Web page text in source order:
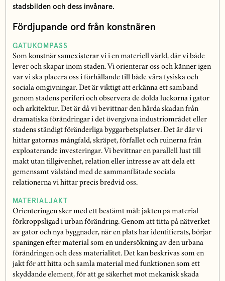
stadsbilden och dess invånare.
Fördjupande ord från konstnären
GATUKOMPASS
Som konstnär samexisterar vi i en materiell värld, där vi både
lever och skapar inom staden. Vi orienterar oss och känner igen
var vi ska placera oss i förhållande till både våra fysiska och
sociala omgivningar. Det är viktigt att erkänna ett samband
genom stadens periferi och observera de dolda luckorna i gator
och arkitektur. Det är då vi bevittnar den hårda skadan från
dramatiska förändringar i det övergivna industriområdet eller
stadens ständigt föränderliga byggarbetsplatser. Det är där vi
hittar gatornas mångfald, skräpet, förfallet och ruinerna från
exploaterande investeringar. Vi bevittnar en parallell lust till
makt utan tillgivenhet, relation eller intresse av att dela ett
gemensamt välstånd med de sammanflätade sociala
relationerna vi hittar precis bredvid oss.
MATERIALJAKT
Orienteringen sker med ett bestämt mål: jakten på material
förkroppsligad i urban förändring. Genom att titta på nätverket
av gator och nya byggnader, när en plats har identifierats, börjar
spaningen efter material som en undersökning av den urbana
förändringen och dess materialitet. Det kan beskrivas som en
jakt för att hitta och samla material med funktionen som ett
skyddande element, för att ge säkerhet mot mekanisk skada